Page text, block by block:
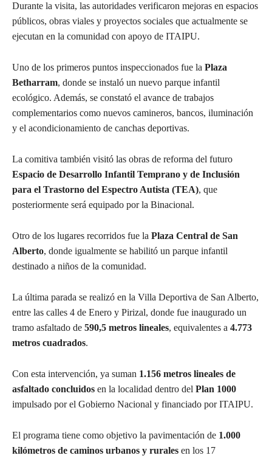
Durante la visita, las autoridades verificaron mejoras en espacios
públicos, obras viales y proyectos sociales que actualmente se
ejecutan en la comunidad con apoyo de ITAIPU.
Uno de los primeros puntos inspeccionados fue la Plaza
Betharram, donde se instaló un nuevo parque infantil
ecológico. Además, se constató el avance de trabajos
complementarios como nuevos camineros, bancos, iluminación
y el acondicionamiento de canchas deportivas.
La comitiva también visitó las obras de reforma del futuro
Espacio de Desarrollo Infantil Temprano y de Inclusión
para el Trastorno del Espectro Autista (TEA), que
posteriormente será equipado por la Binacional.
Otro de los lugares recorridos fue la Plaza Central de San
Alberto, donde igualmente se habilitó un parque infantil
destinado a niños de la comunidad.
La última parada se realizó en la Villa Deportiva de San Alberto,
entre las calles 4 de Enero y Pirizal, donde fue inaugurado un
tramo asfaltado de 590,5 metros lineales, equivalentes a 4.773
metros cuadrados.
Con esta intervención, ya suman 1.156 metros lineales de
asfaltado concluidos en la localidad dentro del Plan 1000
impulsado por el Gobierno Nacional y financiado por ITAIPU.
El programa tiene como objetivo la pavimentación de 1.000
kilómetros de caminos urbanos y rurales en los 17